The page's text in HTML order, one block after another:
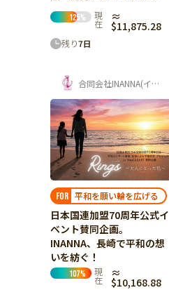
125% 現
在
≈
$11,875.28
残り7日
合同会社INANNA(イナンナ)
FOR 平和を願い輪を広げる
日本国連加盟70周年公式イ
ベント賛同企画。
INANNA、長崎で平和の想
いを紡ぐ！
107% 現
在
≈
$10,168.88